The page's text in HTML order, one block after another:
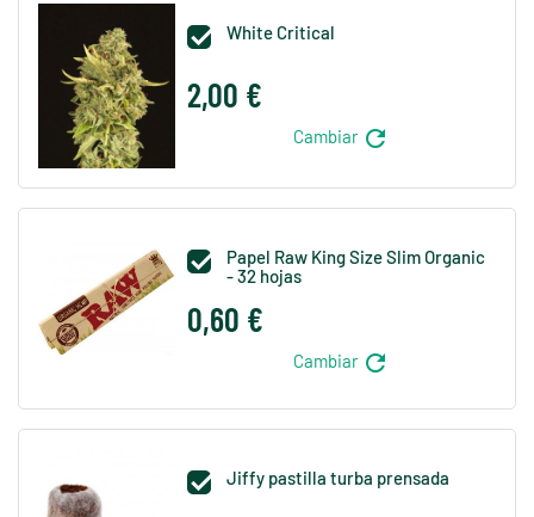
 White Critical
2,00 €
Cambiar refresh

Papel Raw King Size Slim Organic
- 32 hojas
0,60 €
Cambiar refresh
 Jiffy pastilla turba prensada